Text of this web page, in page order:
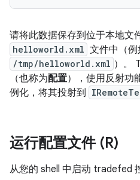
请将此数据保存到位于本地文
helloworld.xml 文件中（例
/tmp/helloworld.xml ）。
（也称为配置），使用反射功
例化，将其投射到
运行配置文件 (R)
从您的 shell 中启动 tradefed